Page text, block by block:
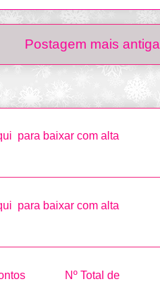
Postagem mais antiga
para baixar com alta
para baixar com alta
Nº Total de